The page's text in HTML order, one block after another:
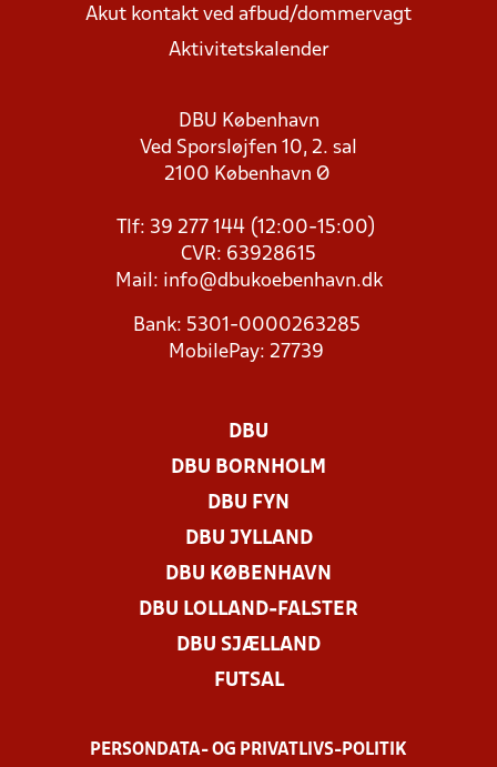
Akut kontakt ved afbud/dommervagt
Aktivitetskalender
DBU København
Ved Sporsløjfen 10, 2. sal
2100 København Ø
Tlf: 39 277 144 (12:00-15:00)
CVR: 63928615
Mail: info@dbukoebenhavn.dk
Bank: 5301-0000263285
MobilePay: 27739
DBU
DBU BORNHOLM
DBU FYN
DBU JYLLAND
DBU KØBENHAVN
DBU LOLLAND-FALSTER
DBU SJÆLLAND
FUTSAL
PERSONDATA- OG PRIVATLIVS-POLITIK